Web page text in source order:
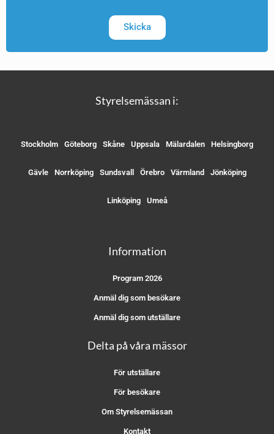
Skicka
Styrelsemässan i:
Stockholm Göteborg Skåne Uppsala Mälardalen Helsingborg
Gävle Norrköping Sundsvall Örebro Värmland Jönköping
Linköping Umeå
Information
Program 2026
Anmäl dig som besökare
Anmäl dig som utställare
Delta på våra mässor
För utställare
För besökare
Om Styrelsemässan
Kontakt